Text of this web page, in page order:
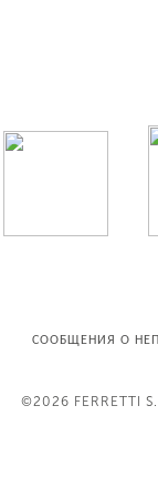
СООБЩЕНИЯ О
©2026 FERRETTI